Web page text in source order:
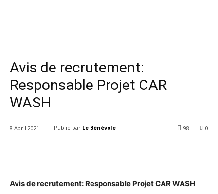
Avis de recrutement:
Responsable Projet CAR
WASH
8 April 2021 0
98
Publié par Le Bénévole
Avis de recrutement: Responsable Projet CAR WASH